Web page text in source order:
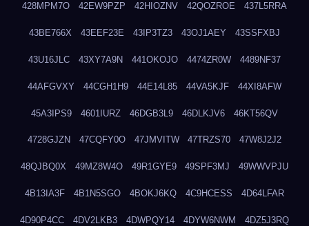
428MPM7O 42EW9PZP 42HIOZNV 42QOZROE 437L5RRA
43BE766X 43EEF23E 43IP3TZ3 43OJ1AEY 43SSFXBJ
43U16JLC 43XY7A9N 441OKOJO 4474ZR0W 4489NF37
44AFGVXY 44CGH1H9 44E14L85 44VA5KJF 44XI8AFW
45A3IPS9 4601IURZ 46DGB3L9 46DLKJV6 46KT56QV
4728GJZN 47CQFY0O 47JMVITW 47TRZS70 47W8J2J2
48QJBQ0X 49MZ8W4O 49R1GYE9 49SPF3MJ 49WWVPJU
4B13IA3F 4B1N5SGO 4BOKJ6KQ 4C9HCESS 4D64LFAR
4D90P4CC 4DV2LKB3 4DWPQY14 4DYW6NWM 4DZ5J3RQ